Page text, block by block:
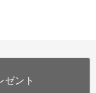
ゼント